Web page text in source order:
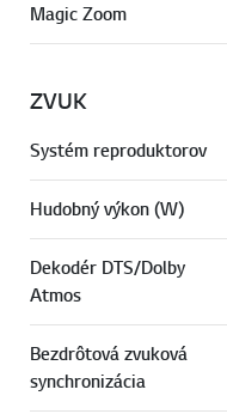
Magic Zoom
ZVUK
Systém reproduktorov
Hudobný výkon (W)
Dekodér DTS/Dolby
Atmos
Bezdrôtová zvuková
synchronizácia